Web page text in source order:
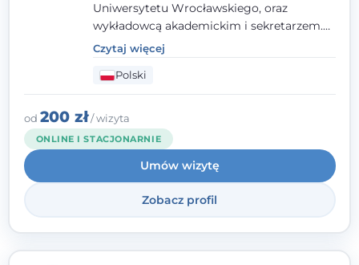
Uniwersytetu Wrocławskiego, oraz
wykładowcą akademickim i sekretarzem.
Dodatkowo mam kwalifikacje mediatora,
specjalizując się w sprawach rodzinnych,
cywilnych oraz karnych.
Czytaj więcej
Polski
od 200 zł/ wizyta
ONLINE I STACJONARNIE
Umów wizytę
Zobacz profil